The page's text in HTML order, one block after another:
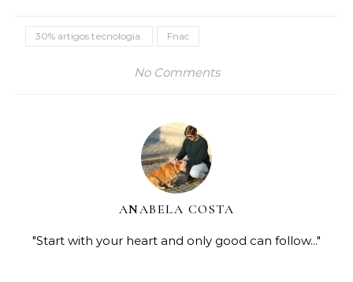
30% artigos tecnologia. Fnac
No Comments
ANABELA COSTA
"Start with your heart and only good can follow..."